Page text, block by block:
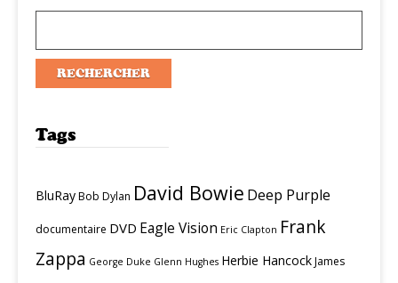
Tags
BluRayBob Dylan David Bowie Deep Purple
documentaire DVD Eagle Vision Eric Clapton Frank
Zappa George Duke Glenn Hughes Herbie HancockJames